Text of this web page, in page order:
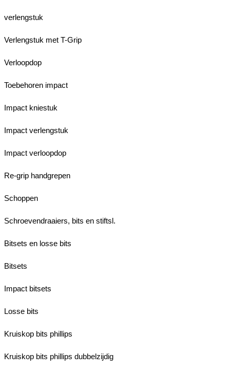
verlengstuk
Verlengstuk met T-Grip
Verloopdop
Toebehoren impact
Impact kniestuk
Impact verlengstuk
Impact verloopdop
Re-grip handgrepen
Schoppen
Schroevendraaiers, bits en stiftsl.
Bitsets en losse bits
Bitsets
Impact bitsets
Losse bits
Kruiskop bits phillips
Kruiskop bits phillips dubbelzijdig